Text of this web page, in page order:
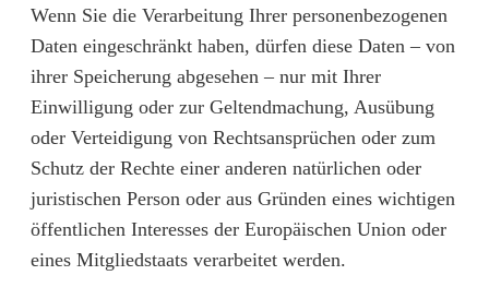
Wenn Sie die Verarbeitung Ihrer personenbezogenen
Daten eingeschränkt haben, dürfen diese Daten – von
ihrer Speicherung abgesehen – nur mit Ihrer
Einwilligung oder zur Geltendmachung, Ausübung
oder Verteidigung von Rechtsansprüchen oder zum
Schutz der Rechte einer anderen natürlichen oder
juristischen Person oder aus Gründen eines wichtigen
öffentlichen Interesses der Europäischen Union oder
eines Mitgliedstaats verarbeitet werden.